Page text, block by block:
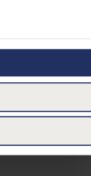
meter
skanna den för
behandlas
helst från cookie-